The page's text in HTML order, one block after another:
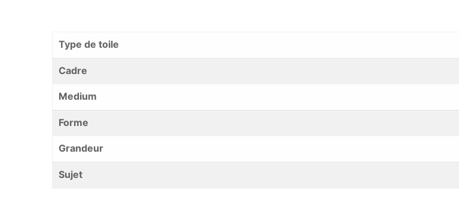
Type de toile
Cadre
Medium
Forme
Grandeur
Sujet